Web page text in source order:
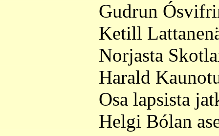
Gudrun
Ketill
Norjasta
Harald
Osa lapsista
Helgi Bólan